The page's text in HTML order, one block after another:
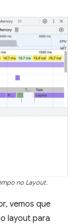
no Layout.
vemos que
layout para